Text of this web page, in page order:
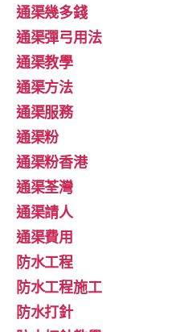
通渠幾多錢
通渠彈弓用法
通渠教學
通渠方法
通渠服務
通渠粉
通渠粉香港
通渠荃灣
通渠請人
通渠費用
防水工程
防水工程施工
防水打針